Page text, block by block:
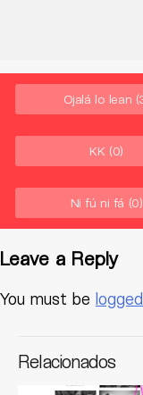
Ojalá lo lean
KK (0)
Ni fú ni fá (0)
Leave a Reply
You must be
Relacionados